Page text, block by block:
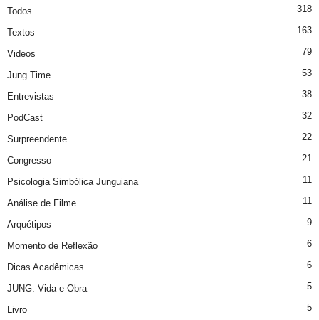
Todos 318
Textos 163
Videos 79
Jung Time 53
Entrevistas 38
PodCast 32
Surpreendente 22
Congresso 21
Psicologia Simbólica Junguiana 11
Análise de Filme 11
Arquétipos 9
Momento de Reflexão 6
Dicas Acadêmicas 6
JUNG: Vida e Obra 5
Livro 5